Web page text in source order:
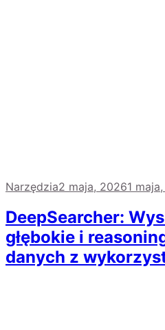
Narzędzia2 maja, 20261
DeepSearcher:
głębokie i
danych z